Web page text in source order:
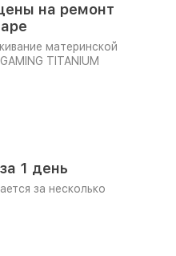
на ремонт
материнской
TITANIUM
1 день
за несколько